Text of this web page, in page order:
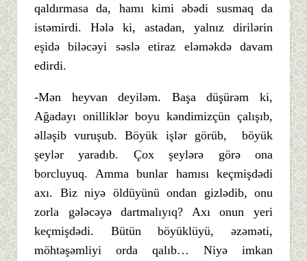
qaldırmasa da, hamı kimi əbədi susmaq da
istəmirdi. Hələ ki, astadan, yalnız dirilərin
eşidə biləcəyi səslə etiraz eləməkdə davam
edirdi.
-Mən heyvan deyiləm. Başa düşürəm ki,
Ağadayı onilliklər boyu kəndimizçün çalışıb,
əlləşib vuruşub. Böyük işlər görüb, böyük
şeylər yaradıb. Çox şeylərə görə ona
borcluyuq. Amma bunlar hamısı keçmişdədi
axı. Biz niyə öldüyünü ondan gizlədib, onu
zorla gələcəyə dartmalıyıq? Axı onun yeri
keçmişdədi. Bütün böyüklüyü, əzəməti,
möhtəşəmliyi orda qalıb… Niyə imkan